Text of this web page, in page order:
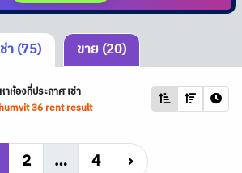
า (75) ขาย (20)
ห้องที่ประกาศ เช่า
36 rent result
2 … 4 ›